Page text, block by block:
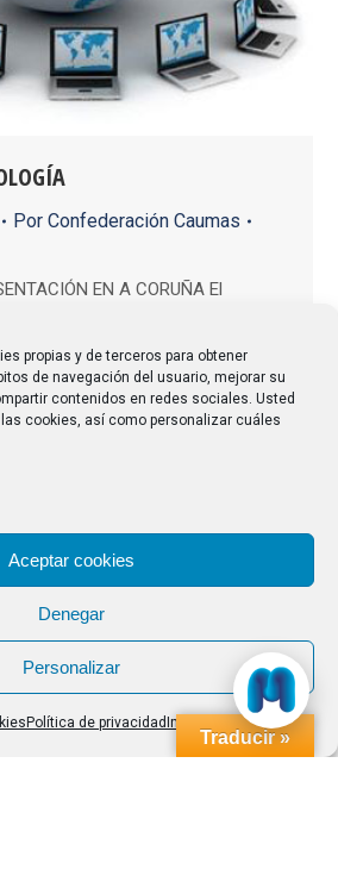
propias y de terceros para obtener
de navegación del usuario, mejorar su
contenidos en redes sociales. Usted
cookies, así como personalizar cuáles
Aceptar cookies
Denegar
Personalizar
Política de privacidad Impressum
Por Confederación Caumas
EN A CORUÑA El
de uso eficiente y
entre los Alumnos de los
de la Federación Galega de
Séniors (FEGAUS), y en
población interesada en el uso…
Traducir »